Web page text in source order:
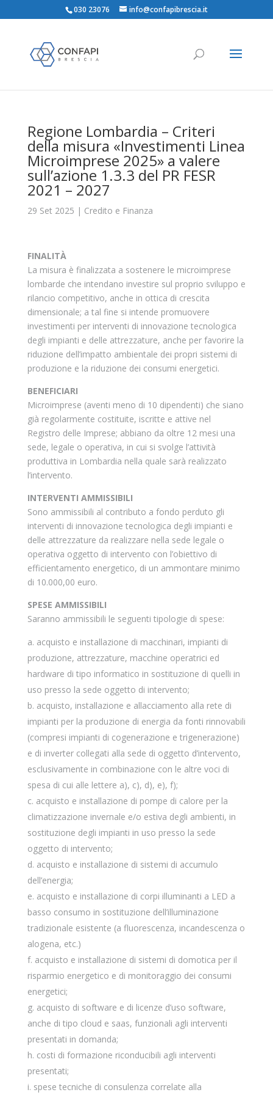
030 23076 info@confapibrescia.it
Regione Lombardia – Criteri
della misura «Investimenti Linea
Microimprese 2025» a valere
sull’azione 1.3.3 del PR FESR
2021 – 2027
29 Set 2025 | Credito e Finanza
FINALITÀ
La misura è finalizzata a sostenere le microimprese
lombarde che intendano investire sul proprio sviluppo e
rilancio competitivo, anche in ottica di crescita
dimensionale; a tal fine si intende promuovere
investimenti per interventi di innovazione tecnologica
degli impianti e delle attrezzature, anche per favorire la
riduzione dell’impatto ambientale dei propri sistemi di
produzione e la riduzione dei consumi energetici.
BENEFICIARI
Microimprese (aventi meno di 10 dipendenti) che siano
già regolarmente costituite, iscritte e attive nel
Registro delle Imprese; abbiano da oltre 12 mesi una
sede, legale o operativa, in cui si svolge l’attività
produttiva in Lombardia nella quale sarà realizzato
l’intervento.
INTERVENTI AMMISSIBILI
Sono ammissibili al contributo a fondo perduto gli
interventi di innovazione tecnologica degli impianti e
delle attrezzature da realizzare nella sede legale o
operativa oggetto di intervento con l’obiettivo di
efficientamento energetico, di un ammontare minimo
di 10.000,00 euro.
SPESE AMMISSIBILI
Saranno ammissibili le seguenti tipologie di spese:
acquisto e installazione di macchinari, impianti di
produzione, attrezzature, macchine operatrici ed
hardware di tipo informatico in sostituzione di quelli in
uso presso la sede oggetto di intervento;
acquisto, installazione e allacciamento alla rete di
impianti per la produzione di energia da fonti rinnovabili
(compresi impianti di cogenerazione e trigenerazione)
e di inverter collegati alla sede di oggetto d’intervento,
esclusivamente in combinazione con le altre voci di
spesa di cui alle lettere a), c), d), e), f);
acquisto e installazione di pompe di calore per la
climatizzazione invernale e/o estiva degli ambienti, in
sostituzione degli impianti in uso presso la sede
oggetto di intervento;
acquisto e installazione di sistemi di accumulo
dell’energia;
acquisto e installazione di corpi illuminanti a LED a
basso consumo in sostituzione dell’illuminazione
tradizionale esistente (a fluorescenza, incandescenza o
alogena, etc.)
acquisto e installazione di sistemi di domotica per il
risparmio energetico e di monitoraggio dei consumi
energetici;
acquisto di software e di licenze d’uso software,
anche di tipo cloud e saas, funzionali agli interventi
presentati in domanda;
costi di formazione riconducibili agli interventi
presentati;
spese tecniche di consulenza correlate alla